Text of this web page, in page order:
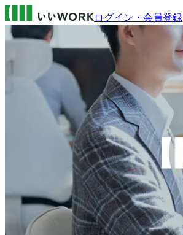
ログイン・会員登録